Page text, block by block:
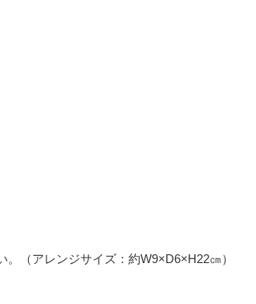
（アレンジサイズ：約W9×D6×H22㎝）